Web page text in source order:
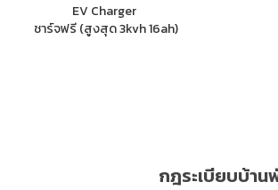
EV Charger
ชาร์จฟรี (สูงสุด 3kvh 16ah)
กฎระเบียบบ้าน